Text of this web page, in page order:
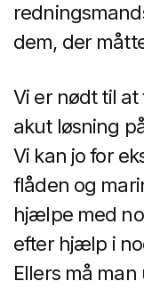
dem, der
Vi er nødt til
akut løsning
Vi kan jo for
flåden og
hjælpe med
efter hjælp i
Ellers må